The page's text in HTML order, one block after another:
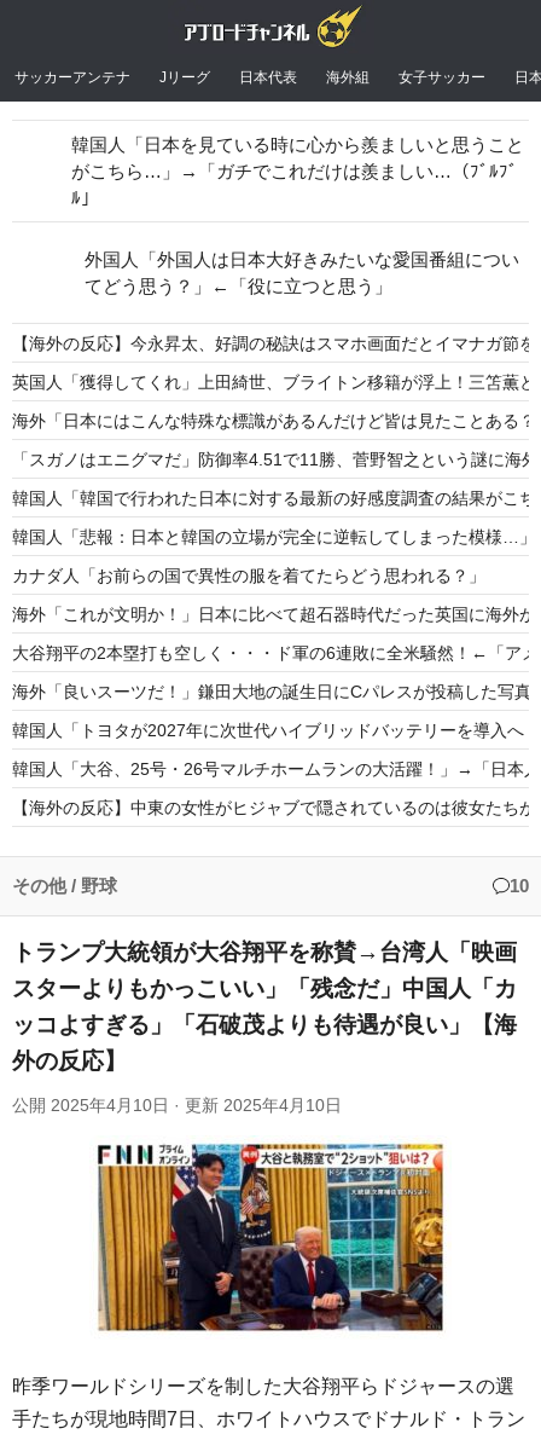
サッカーアンテナ Jリーグ 日本代表 海外組 女子サッカー 日
【海外の反応】今永昇太、好調の秘訣はスマホ画面だとイマナガ節
英国人「獲得してくれ」上田綺世、ブライトン移籍が浮上！三笘薫
海外「日本にはこんな特殊な標識があるんだけど皆は見たことある
「スガノはエニグマだ」防御率4.51で11勝、菅野智之という謎に海
韓国人「韓国で行われた日本に対する最新の好感度調査の結果が
韓国人「悲報：日本と韓国の立場が完全に逆転してしまった模様…
カナダ人「お前らの国で異性の服を着てたらどう思われる？」
海外「これが文明か！」日本に比べて超石器時代だった英国に海外が
大谷翔平の2本塁打も空しく・・・ド軍の6連敗に全米騒然！←「ア
海外「良いスーツだ！」鎌田大地の誕生日にCパレスが投稿した写真
韓国人「トヨタが2027年に次世代ハイブリッドバッテリーを導入へ
韓国人「大谷、25号・26号マルチホームランの大活躍！」→「日本
【海外の反応】中東の女性がヒジャブで隠されているのは彼女たち
海外「その通り！」日本人ならどこでも発展させると語る世界的大
Powered by livedoor 相互RSS
韓国人「日本を見ている時に心から羨ましいと思うこと
がこちら…」→「ガチでこれだけは羨ましい…（ﾌﾞﾙﾌﾞ
ﾙ」
外国人「外国人は日本大好きみたいな愛国番組につい
てどう思う？」←「役に立つと思う」
その他 / 野球 10
トランプ大統領が大谷翔平を称賛→台湾人「映画
スターよりもかっこいい」「残念だ」中国人「カ
ッコよすぎる」「石破茂よりも待遇が良い」【海
外の反応】
公開 2025年4月10日 · 更新 2025年4月10日
昨季ワールドシリーズを制した大谷翔平らドジャースの選
手たちが現地時間7日、ホワイトハウスでドナルド・トラン